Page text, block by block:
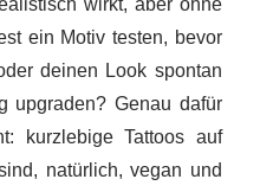
wirkt, aber ohne
ein Motiv testen, bevor
deinen Look spontan
upgraden? Genau dafür
kurzlebige Tattoos auf
natürlich, vegan und